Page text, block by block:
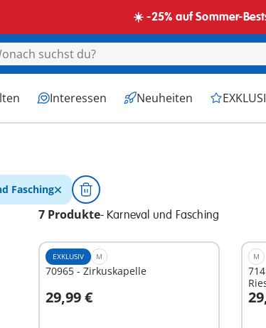
☀️ -25% auf Sommer-
Interessen Neuheiten
Fasching
7 Produkte- Karneval und Fasching
EXKLUSIV M
70965 - Zirkuskapelle
29,99 €
In den Warenkorb
M